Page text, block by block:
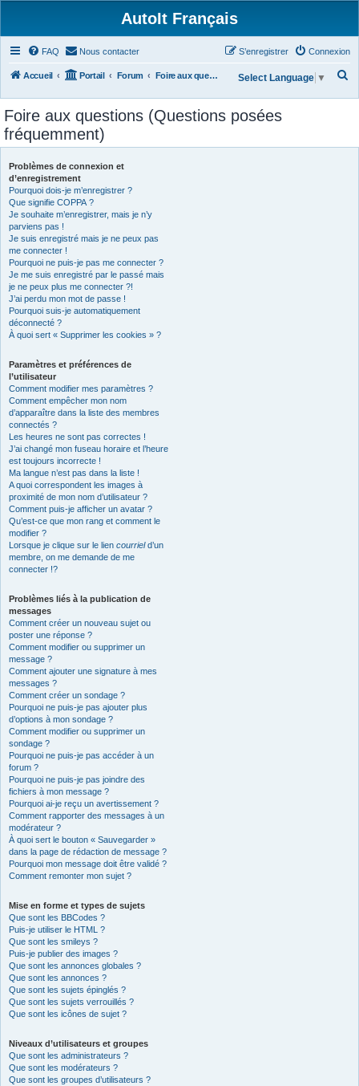
AutoIt Français
FAQ Nous contacter Connexion
S’enregistrer
Accueil Portail Forum Foire aux questions (Questions posées fréquemment) Select Language ▼
Foire aux questions (Questions posées
fréquemment)
Problèmes de connexion et
d’enregistrement
Pourquoi dois-je m’enregistrer ?
Que signifie COPPA ?
Je souhaite m’enregistrer, mais je n’y
parviens pas !
Je suis enregistré mais je ne peux pas
me connecter !
Pourquoi ne puis-je pas me connecter ?
Je me suis enregistré par le passé mais
je ne peux plus me connecter ?!
J’ai perdu mon mot de passe !
Pourquoi suis-je automatiquement
déconnecté ?
À quoi sert « Supprimer les cookies » ?
Paramètres et préférences de
l’utilisateur
Comment modifier mes paramètres ?
Comment empêcher mon nom
d’apparaître dans la liste des membres
connectés ?
Les heures ne sont pas correctes !
J’ai changé mon fuseau horaire et l’heure
est toujours incorrecte !
Ma langue n’est pas dans la liste !
A quoi correspondent les images à
proximité de mon nom d’utilisateur ?
Comment puis-je afficher un avatar ?
Qu’est-ce que mon rang et comment le
modifier ?
Lorsque je clique sur le lien courrield’un
membre, on me demande de me
connecter !?
Problèmes liés à la publication de
messages
Comment créer un nouveau sujet ou
poster une réponse ?
Comment modifier ou supprimer un
message ?
Comment ajouter une signature à mes
messages ?
Comment créer un sondage ?
Pourquoi ne puis-je pas ajouter plus
d’options à mon sondage ?
Comment modifier ou supprimer un
sondage ?
Pourquoi ne puis-je pas accéder à un
forum ?
Pourquoi ne puis-je pas joindre des
fichiers à mon message ?
Pourquoi ai-je reçu un avertissement ?
Comment rapporter des messages à un
modérateur ?
À quoi sert le bouton « Sauvegarder »
dans la page de rédaction de message ?
Pourquoi mon message doit être validé ?
Comment remonter mon sujet ?
Mise en forme et types de sujets
Que sont les BBCodes ?
Puis-je utiliser le HTML ?
Que sont les smileys ?
Puis-je publier des images ?
Que sont les annonces globales ?
Que sont les annonces ?
Que sont les sujets épinglés ?
Que sont les sujets verrouillés ?
Que sont les icônes de sujet ?
Niveaux d’utilisateurs et groupes
Que sont les administrateurs ?
Que sont les modérateurs ?
Que sont les groupes d’utilisateurs ?